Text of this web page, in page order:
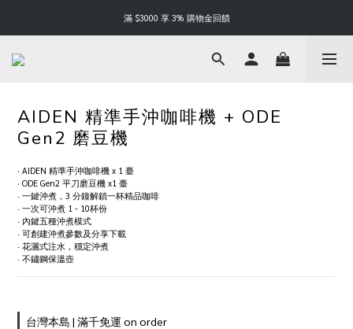
Happy Father's Day | 88 折起
滿 $3000 享 3% 購物金回饋
Happy Father's Day | 88 折起
AIDEN 精準手沖咖啡機 + ODE
Gen2 磨豆機
· AIDEN 精準手沖咖啡機 x 1 臺
· ODE Gen2 平刀磨豆機 x1 臺
‧ 一鍵沖煮，3 分鐘解鎖一杯精品咖啡
‧ 一次可沖煮 1 - 10杯份
‧ 內鍵五種沖煮模式
‧ 可創建沖煮參數及分享下載
‧ 花灑式注水，穩定沖煮
‧ 不鏽鋼保溫壺
台灣本島 | 滿千免運 on order